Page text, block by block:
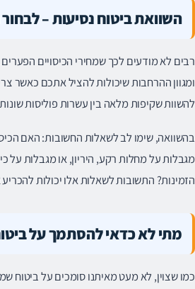
השוואת ביטוח נסיעות – לבחור
רבים לא מודעים לכך שמחירי הכיסויים
ומגוון ההרחבות שיכולות להציל אתכם כאשר
להשוות שקיפות מלאה בין עשרות פוליסות
בהשוואה, שימו לב לשאלות החשובות: האם
מגבלות על מחלות רקע, היריון, או מגבלות על
הזמינות? התשובות לשאלות אלו יכולות
מתי לא כדאי להסתמך על
כמו שצוין, לא מעט מאיתנו סומכים על ביטוח